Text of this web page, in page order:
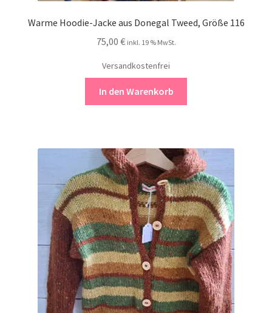
Warme Hoodie-Jacke aus Donegal Tweed, Größe 116
75,00 € inkl. 19 % MwSt.
Versandkostenfrei
In den Warenkorb